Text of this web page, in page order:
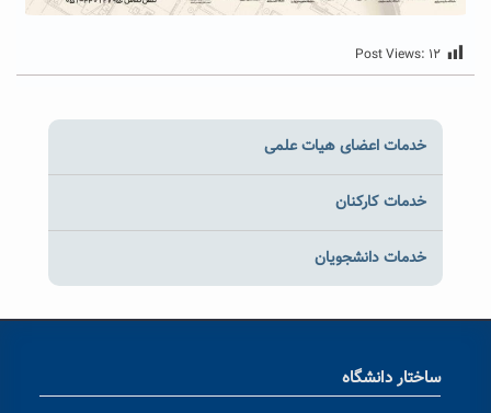
Post Views: ۱۲
خدمات اعضای هیات علمی
خدمات کارکنان
خدمات دانشجویان
ساختار دانشگاه